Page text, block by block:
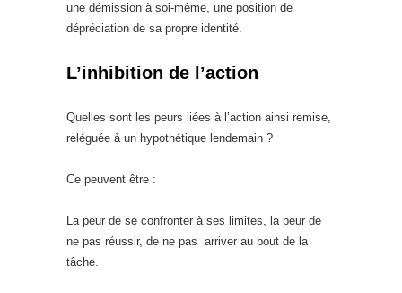
une démission à soi-même, une position de
dépréciation de sa propre identité.
L’inhibition de l’action
Quelles sont les peurs liées à l’action ainsi remise,
reléguée à un hypothétique lendemain ?
Ce peuvent être :
La peur de se confronter à ses limites, la peur de
ne pas réussir, de ne pas arriver au bout de la
tâche.